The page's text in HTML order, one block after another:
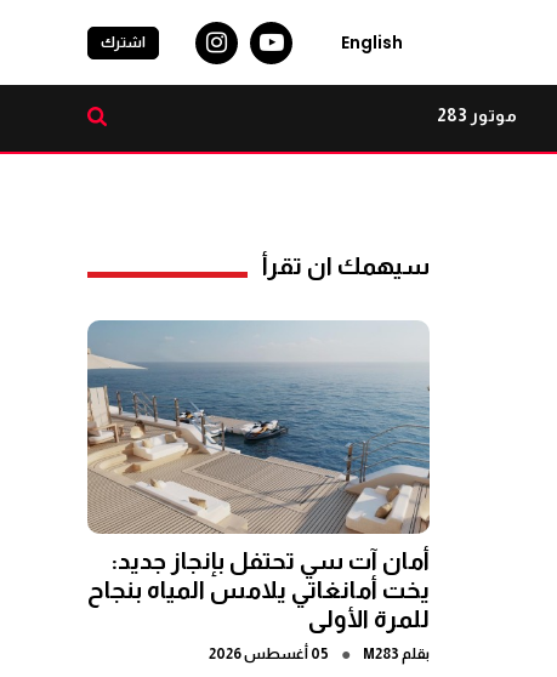
English اشترك
موتور 283
سيهمك ان تقرأ
أمان آت سي تحتفل بإنجاز جديد:
يخت أمانغاتي يلامس المياه بنجاح
للمرة الأولى
بقلم M283
● 05 أغسطس 2026